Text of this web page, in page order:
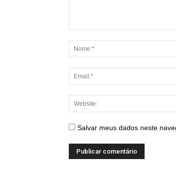
Salvar meus dados neste